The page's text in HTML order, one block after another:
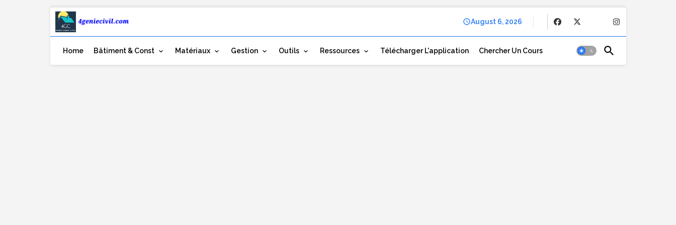
August 6, 2026
Home Bâtiment & Const Matériaux Gestion Outils Ressources Télécharger L'application Chercher Un Cours